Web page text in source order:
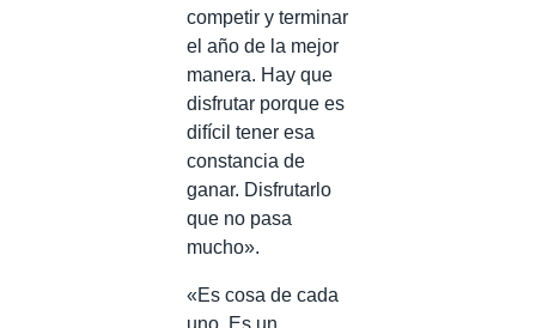
competir y terminar
el año de la mejor
manera. Hay que
disfrutar porque es
difícil tener esa
constancia de
ganar. Disfrutarlo
que no pasa
mucho».
«Es cosa de cada
uno. Es un